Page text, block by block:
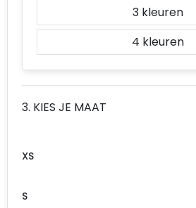
3
4
3. KIES JE MAAT
XS
S